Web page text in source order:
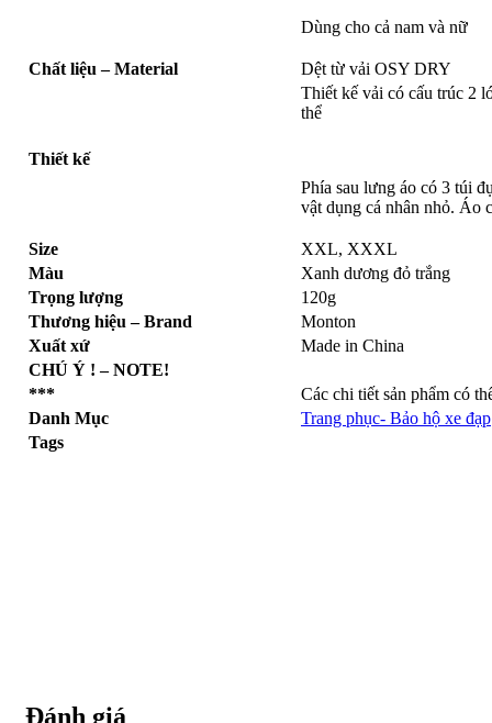
Dùng cho cả nam và nữ
Chất liệu – Material Dệt từ vải OSY DRY
Thiết kế
Thiết kế vải có cấu trúc 2
thể
Phía sau lưng áo có 3 túi
vật dụng cá nhân nhỏ. Áo
Size
XXL, XXXL
Màu
Xanh dương đỏ trắng
Trọng lượng
120g
Thương hiệu – Brand
Monton
Xuất xứ
Made in China
CHÚ Ý ! – NOTE!
***
Các chi tiết sản phẩm có
Danh Mục
Trang phục- Bảo hộ xe đạp
Tags
Đánh giá